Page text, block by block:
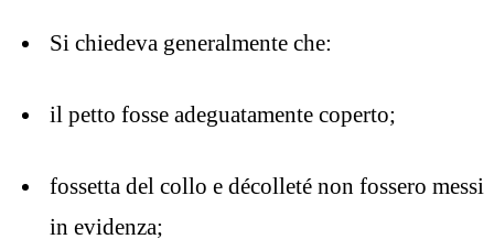
Si chiedeva generalmente che:
il petto fosse adeguatamente coperto;
fossetta del collo e décolleté non fossero messi
in evidenza;